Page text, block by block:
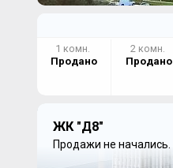
1 комн.
Продано
2 комн.
Продано
ЖК "Д8"
Продажи не начались.